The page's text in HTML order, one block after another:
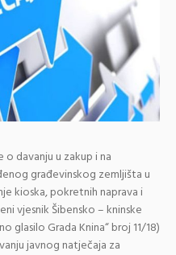
o davanju u zakup i na
građevinskog zemljišta u
kioska, pokretnih naprava i
vjesnik Šibensko – kninske
glasilo Grada Knina“ broj 11/18)
javnog natječaja za